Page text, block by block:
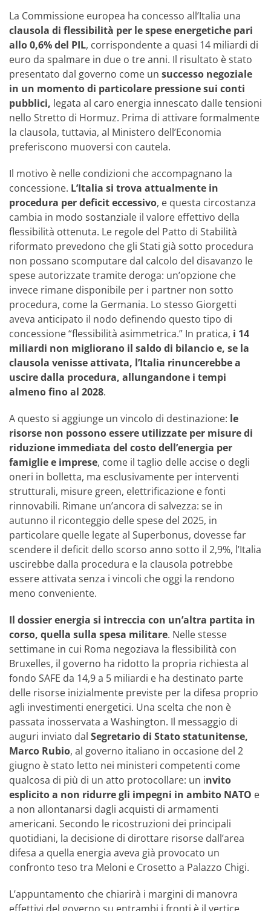
La Commissione europea ha concesso all’Italia una
clausola di flessibilità per le spese energetiche pari
allo 0,6% del PIL, corrispondente a quasi 14 miliardi di
euro da spalmare in due o tre anni. Il risultato è stato
presentato dal governo come un successo negoziale
in un momento di particolare pressione sui conti
pubblici, legata al caro energia innescato dalle tensioni
nello Stretto di Hormuz. Prima di attivare formalmente
la clausola, tuttavia, al Ministero dell’Economia
preferiscono muoversi con cautela.
Il motivo è nelle condizioni che accompagnano la
concessione. L’Italia si trova attualmente in
procedura per deficit eccessivo, e questa circostanza
cambia in modo sostanziale il valore effettivo della
flessibilità ottenuta. Le regole del Patto di Stabilità
riformato prevedono che gli Stati già sotto procedura
non possano scomputare dal calcolo del disavanzo le
spese autorizzate tramite deroga: un’opzione che
invece rimane disponibile per i partner non sotto
procedura, come la Germania. Lo stesso Giorgetti
aveva anticipato il nodo definendo questo tipo di
concessione “flessibilità asimmetrica.” In pratica, i 14
miliardi non migliorano il saldo di bilancio e, se la
clausola venisse attivata, l’Italia rinuncerebbe a
uscire dalla procedura, allungandone i tempi
almeno fino al 2028.
A questo si aggiunge un vincolo di destinazione: le
risorse non possono essere utilizzate per misure di
riduzione immediata del costo dell’energia per
famiglie e imprese, come il taglio delle accise o degli
oneri in bolletta, ma esclusivamente per interventi
strutturali, misure green, elettrificazione e fonti
rinnovabili. Rimane un’ancora di salvezza: se in
autunno il riconteggio delle spese del 2025, in
particolare quelle legate al Superbonus, dovesse far
scendere il deficit dello scorso anno sotto il 2,9%, l’Italia
uscirebbe dalla procedura e la clausola potrebbe
essere attivata senza i vincoli che oggi la rendono
meno conveniente.
Il dossier energia si intreccia con un’altra partita in
corso, quella sulla spesa militare. Nelle stesse
settimane in cui Roma negoziava la flessibilità con
Bruxelles, il governo ha ridotto la propria richiesta al
fondo SAFE da 14,9 a 5 miliardi e ha destinato parte
delle risorse inizialmente previste per la difesa proprio
agli investimenti energetici. Una scelta che non è
passata inosservata a Washington. Il messaggio di
auguri inviato dal Segretario di Stato statunitense,
Marco Rubio, al governo italiano in occasione del 2
giugno è stato letto nei ministeri competenti come
qualcosa di più di un atto protocollare: un invito
esplicito a non ridurre gli impegni in ambito NATO e
a non allontanarsi dagli acquisti di armamenti
americani. Secondo le ricostruzioni dei principali
quotidiani, la decisione di dirottare risorse dall’area
difesa a quella energia aveva già provocato un
confronto teso tra Meloni e Crosetto a Palazzo Chigi.
L’appuntamento che chiarirà i margini di manovra